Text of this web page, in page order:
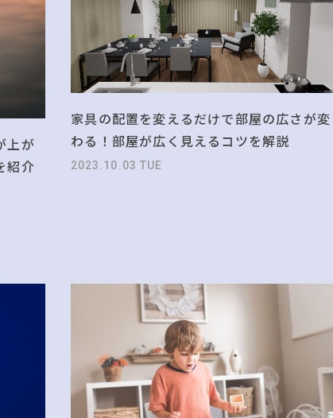
上が
紹介
家具の配置を変えるだけで部屋の広さが変
わる！部屋が広く見えるコツを解説
2023.10.03 TUE